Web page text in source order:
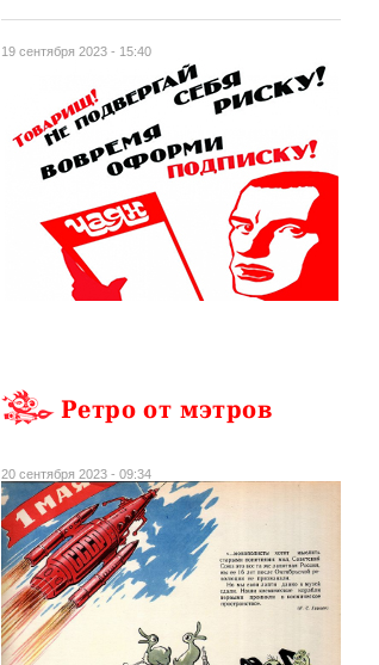
19 сентября 2023 - 15:40
Ретро от мэтров
20 сентября 2023 - 09:34